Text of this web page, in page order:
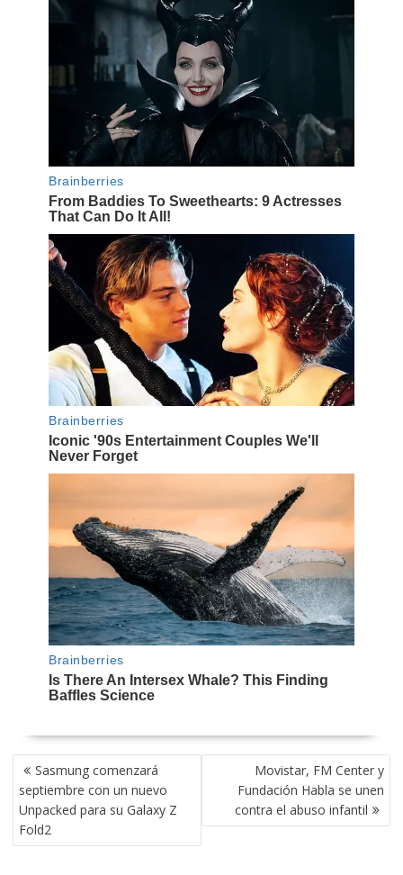
NAVEGACIÓN
DE
ENTRADAS
Sasmung comenzará
septiembre con un nuevo
Unpacked para su Galaxy Z
Fold2
Movistar, FM Center y
Fundación Habla se unen
contra el abuso infantil